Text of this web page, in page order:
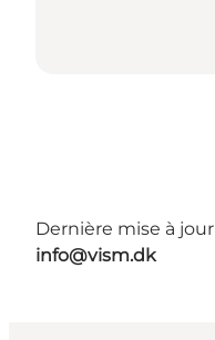
Dernière mise à jour
info@vism.dk